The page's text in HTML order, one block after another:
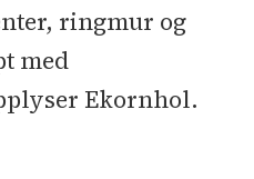
ringmur og
med
Ekornhol.